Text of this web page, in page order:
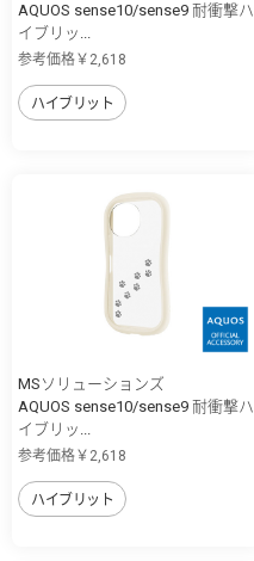
AQUOS sense10/sense9 耐衝撃ハ
イブリッ...
参考価格￥2,618
ハイブリット
MSソリューションズ
AQUOS sense10/sense9 耐衝撃ハ
イブリッ...
参考価格￥2,618
ハイブリット